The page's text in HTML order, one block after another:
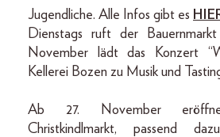
Jugendliche. Alle Infos gibt es
Dienstags ruft der
November lädt das Konzert
Kellerei Bozen zu Musik und
Ab 27. November
Christkindlmarkt, passend